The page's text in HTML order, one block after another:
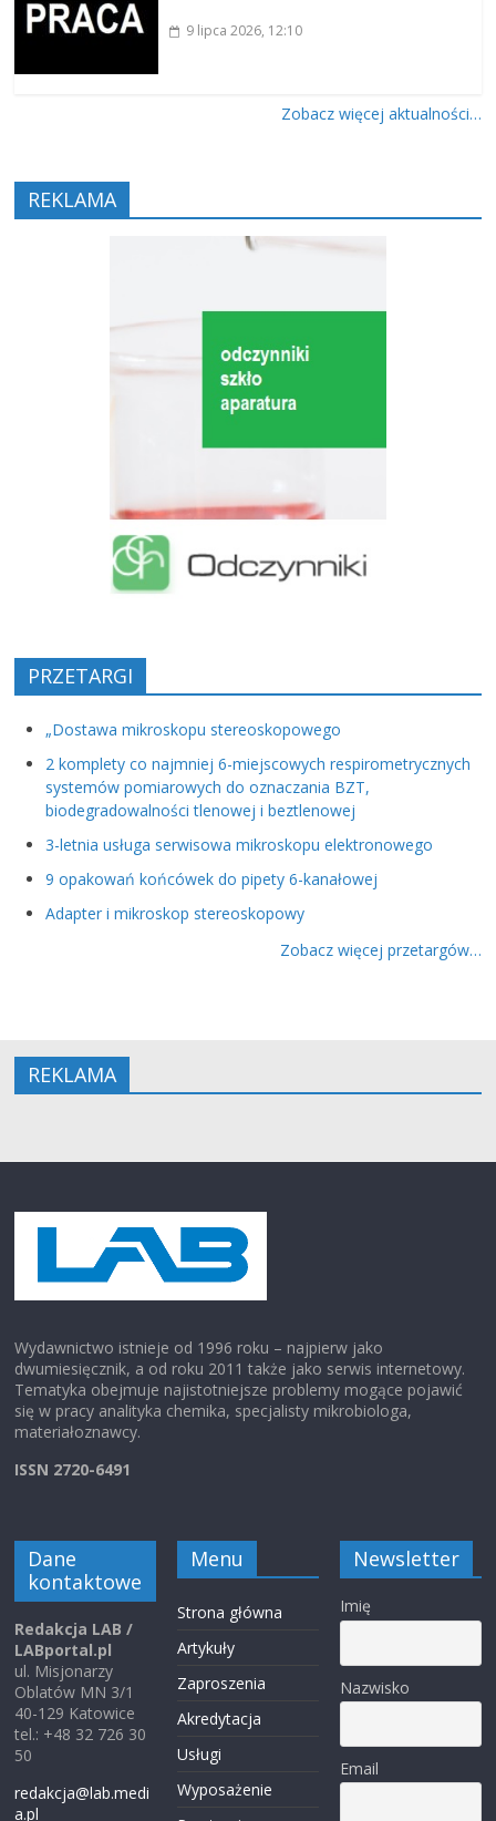
9 lipca 2026, 12:10
Zobacz więcej aktualności…
REKLAMA
PRZETARGI
„Dostawa mikroskopu stereoskopowego
2 komplety co najmniej 6-miejscowych respirometrycznych
systemów pomiarowych do oznaczania BZT,
biodegradowalności tlenowej i beztlenowej
3-letnia usługa serwisowa mikroskopu elektronowego
9 opakowań końcówek do pipety 6-kanałowej
Adapter i mikroskop stereoskopowy
Zobacz więcej przetargów…
REKLAMA
Wydawnictwo istnieje od 1996 roku – najpierw jako
dwumiesięcznik, a od roku 2011 także jako serwis internetowy.
Tematyka obejmuje najistotniejsze problemy mogące pojawić
się w pracy analityka chemika, specjalisty mikrobiologa,
materiałoznawcy.
ISSN 2720-6491
Dane
kontaktowe
Redakcja LAB /
LABportal.pl
ul. Misjonarzy
Oblatów MN 3/1
40-129 Katowice
tel.: +48 32 726 30
50
redakcja@lab.medi
a.pl
Menu
Strona główna
Artykuły
Zaproszenia
Akredytacja
Usługi
Wyposażenie
Newsletter
Imię
Nazwisko
Email